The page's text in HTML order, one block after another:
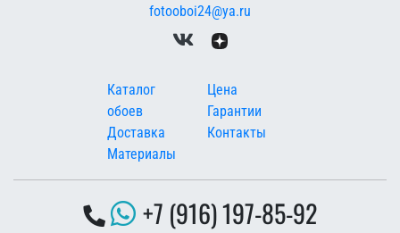
fotooboi24@ya.ru
Меню в подвале
Каталог
обоев
Доставка
Материалы
Цена
Гарантии
Контакты
+7 (916) 197-85-92